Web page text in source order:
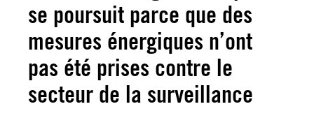
se poursuit parce que des
mesures énergiques n’ont
pas été prises contre le
secteur de la surveillance